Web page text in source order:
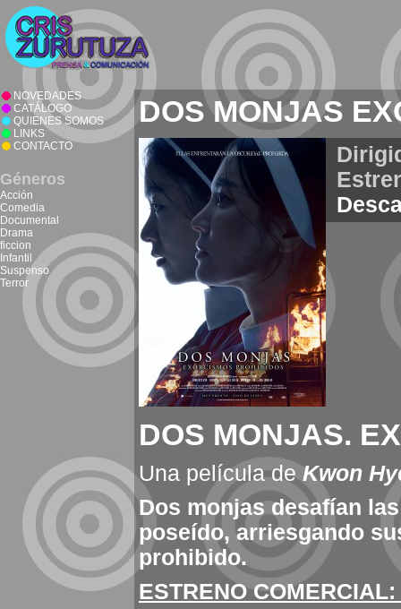
NOVEDADES
CATÁLOGO
QUIENES SOMOS
LINKS
CONTACTO
Géneros
Acción
Comedia
Documental
Drama
ficcion
Infantil
Suspenso
Terror
DOS MONJAS
DOS MONJAS.
Una película de Kwon
Dos monjas desafían
poseído, arriesgando
prohibido.
ESTRENO COMERCIAL: